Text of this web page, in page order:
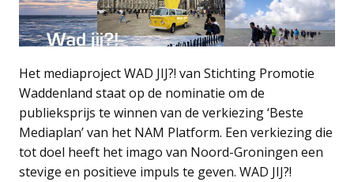
Het mediaproject WAD JIJ?! van Stichting Promotie
Waddenland staat op de nominatie om de
publieksprijs te winnen van de verkiezing ‘Beste
Mediaplan’ van het NAM Platform. Een verkiezing die
tot doel heeft het imago van Noord-Groningen een
stevige en positieve impuls te geven. WAD JIJ?!